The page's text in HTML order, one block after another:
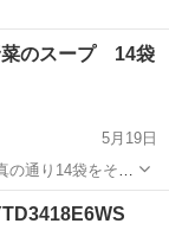
菜のスープ 14袋
5月19日
の通り14袋をその
り用の袋はご持
然